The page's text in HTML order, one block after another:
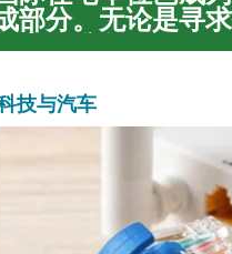
部分。无论是寻
育做准备，了解
技与汽车